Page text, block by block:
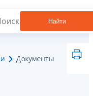
Найти
Документы